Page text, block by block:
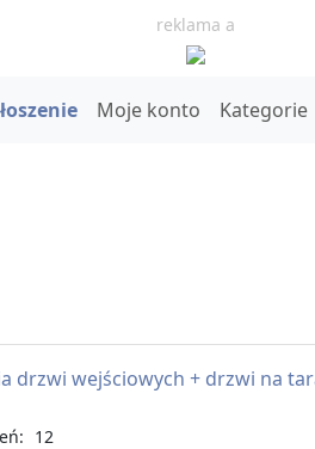
reklama a
Moje konto Kategorie
drzwi wejściowych + drzwi na
12